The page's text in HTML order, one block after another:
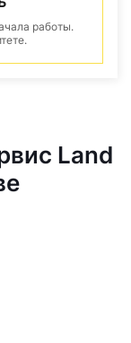
работы.
Land